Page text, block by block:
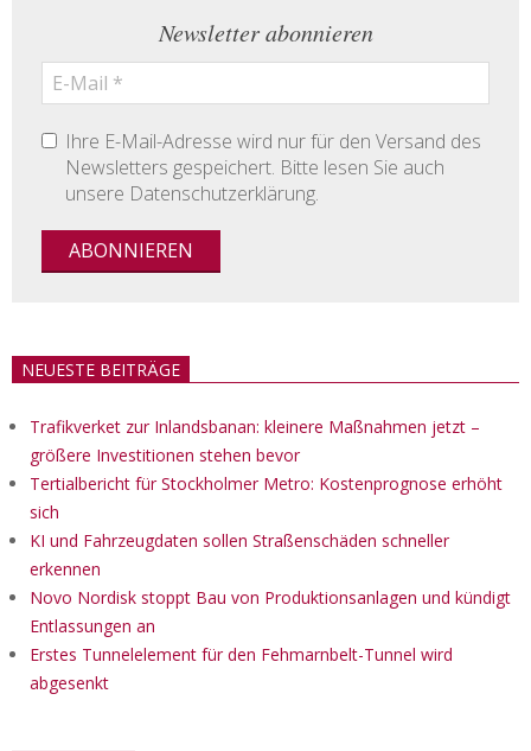
Newsletter abonnieren
Ihre E-Mail-Adresse wird nur für den Versand des
Newsletters gespeichert. Bitte lesen Sie auch
unsere Datenschutzerklärung.
NEUESTE BEITRÄGE
Trafikverket zur Inlandsbanan: kleinere Maßnahmen jetzt –
größere Investitionen stehen bevor
Tertialbericht für Stockholmer Metro: Kostenprognose erhöht
sich
KI und Fahrzeugdaten sollen Straßenschäden schneller
erkennen
Novo Nordisk stoppt Bau von Produktionsanlagen und kündigt
Entlassungen an
Erstes Tunnelelement für den Fehmarnbelt-Tunnel wird
abgesenkt